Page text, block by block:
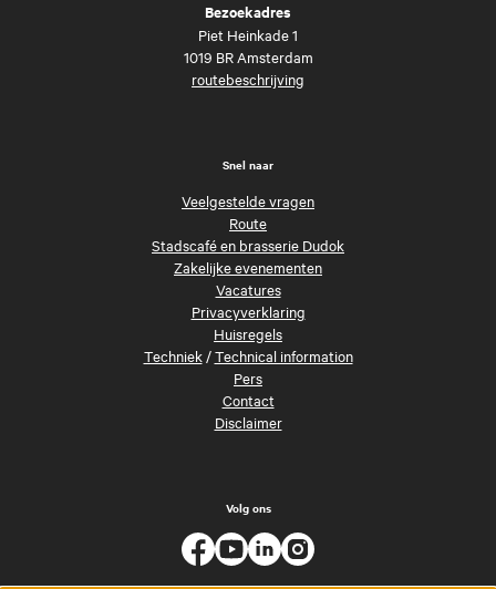
Bezoekadres
Piet Heinkade 1
1019 BR Amsterdam
routebeschrijving
Snel naar
Veelgestelde vragen
Route
Stadscafé en brasserie Dudok
Zakelijke evenementen
Vacatures
Privacyverklaring
Huisregels
Techniek/Technical information
Pers
Contact
Disclaimer
Volg ons